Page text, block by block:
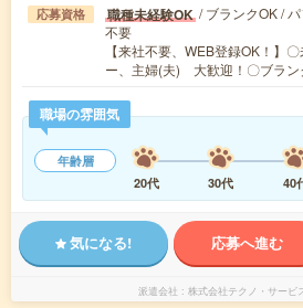
応募資格 職種未経験OK / ブランクOK /
不要
【来社不要、WEB登録OK！】
ー、主婦(夫) 大歓迎！〇ブラ
職場の雰囲気
年齢層
20代
30代 40
気になる! 応募へ進む
派遣会社 株式会社テクノ・サー